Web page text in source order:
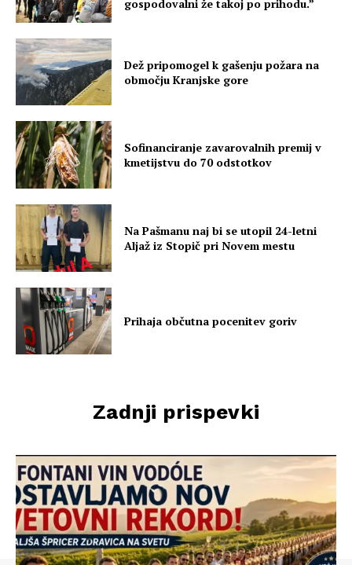
gospodovalni že takoj po prihodu.”
Dež pripomogel k gašenju požara na
območju Kranjske gore
Sofinanciranje zavarovalnih premij v
kmetijstvu do 70 odstotkov
Na Pašmanu naj bi se utopil 24-letni
Aljaž iz Stopič pri Novem mestu
Prihaja občutna pocenitev goriv
Zadnji prispevki